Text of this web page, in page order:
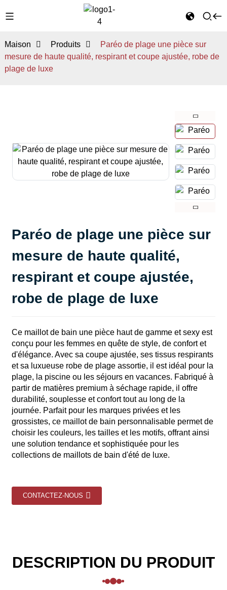
Maison Produits
Paréo de plage une pièce sur
mesure de haute qualité, respirant et coupe ajustée, robe de
plage de luxe
Paréo de plage une pièce sur
mesure de haute qualité,
respirant et coupe ajustée,
robe de plage de luxe
Ce maillot de bain une pièce haut de gamme et sexy est
conçu pour les femmes en quête de style, de confort et
d'élégance. Avec sa coupe ajustée, ses tissus respirants
et sa luxueuse robe de plage assortie, il est idéal pour la
plage, la piscine ou les séjours en vacances. Fabriqué à
partir de matières premium à séchage rapide, il offre
durabilité, souplesse et confort tout au long de la
journée. Parfait pour les marques privées et les
grossistes, ce maillot de bain personnalisable permet de
choisir les couleurs, les tailles et les motifs, offrant ainsi
une solution tendance et sophistiquée pour les
collections de maillots de bain d'été de luxe.
CONTACTEZ-NOUS
DESCRIPTION DU PRODUIT